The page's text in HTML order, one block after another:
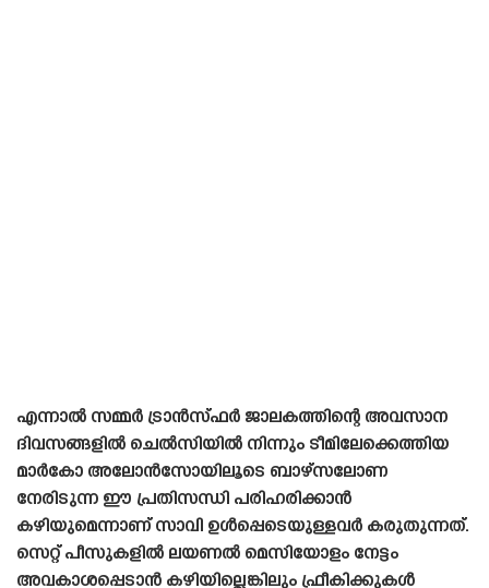
എന്നാൽ സമ്മർ ട്രാൻസ്‌ഫർ ജാലകത്തിന്റെ അവസാന
ദിവസങ്ങളിൽ ചെൽസിയിൽ നിന്നും ടീമിലേക്കെത്തിയ
മാർകോ അലോൻസോയിലൂടെ ബാഴ്‌സലോണ
നേരിടുന്ന ഈ പ്രതിസന്ധി പരിഹരിക്കാൻ
കഴിയുമെന്നാണ് സാവി ഉൾപ്പെടെയുള്ളവർ കരുതുന്നത്.
സെറ്റ് പീസുകളിൽ ലയണൽ മെസിയോളം നേട്ടം
അവകാശപ്പെടാൻ കഴിയില്ലെങ്കിലും ഫ്രീകിക്കുകൾ